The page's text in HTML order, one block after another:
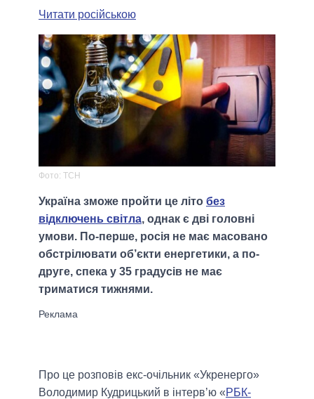
Читати російською
Фото: ТСН
Україна зможе пройти це літо без
відключень світла, однак є дві головні
умови. По-перше, росія не має масовано
обстрілювати об’єкти енергетики, а по-
друге, спека у 35 градусів не має
триматися тижнями.
Про це розповів екс-очільник «Укренерго»
Володимир Кудрицький в інтерв’ю «РБК-